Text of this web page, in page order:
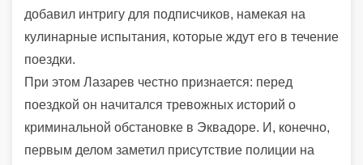
добавил интригу для подписчиков, намекая на
кулинарные испытания, которые ждут его в течение
поездки.
При этом Лазарев честно признается: перед
поездкой он начитался тревожных историй о
криминальной обстановке в Эквадоре. И, конечно,
первым делом заметил присутствие полиции на